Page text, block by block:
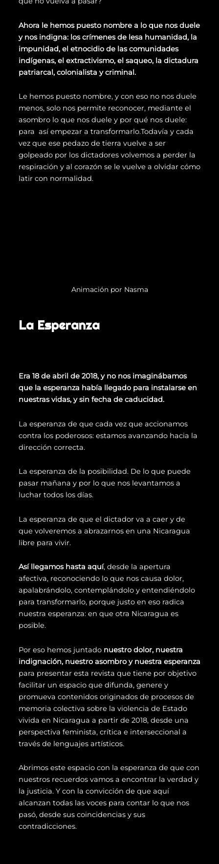
Ahora le hemos puesto nombre a lo que nos duele
y nos indigna: los crímenes de lesa humanidad, la
impunidad, el etnocidio de las comunidades
indígenas, el extractivismo, el saqueo, la dictadura
patriarcal, colonialista y criminal.
Le hemos puesto nombre, y con eso no nos duele
menos, solo nos permite reconocer, mediante el
asombro lo que nos duele y por qué nos duele:
para así empezar a transformarlo.Todavía y cada
vez que ese pedazo de tierra vuelve a ser
golpeado por los dictadores volvemos a perder la
respiración y al corazón se le vuelve a olvidar cómo
latir con normalidad.
Animación por Nasma
La Esperanza
Era 18 de abril de 2018, y no nos imaginábamos
que la esperanza había llegado para instalarse en
nuestras vidas, y sin fecha de caducidad.
La esperanza de que cada vez que accionamos
contra los poderosos: estamos avanzando hacia la
dirección correcta.
La esperanza de la posibilidad. De lo que puede
pasar mañana y por lo que nos levantamos a
luchar todos los días.
La esperanza de que el dictador va a caer y de
que volveremos a abrazarnos en una Nicaragua
libre para vivir.
Así llegamos hasta aquí, desde la apertura
afectiva, reconociendo lo que nos causa dolor,
apalabrándolo, contemplándolo y entendiéndolo
para transformarlo, porque justo en eso radica
nuestra esperanza: en que otra Nicaragua es
posible.
Por eso hemos juntado nuestro dolor, nuestra
indignación, nuestro asombro y nuestra esperanza
para presentar esta revista que tiene por objetivo
facilitar un espacio que difunda, genere y
promueva contenidos originados de procesos de
memoria colectiva sobre la violencia de Estado
vivida en Nicaragua a partir de 2018, desde una
perspectiva feminista, crítica e interseccional a
través de lenguajes artísticos.
Abrimos este espacio con la esperanza de que con
nuestros recuerdos vamos a encontrar la verdad y
la justicia. Y con la convicción de que aquí
alcanzan todas las voces para contar lo que nos
pasó, desde sus coincidencias y sus
contradicciones.